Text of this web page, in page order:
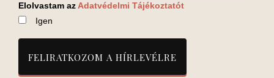
Elolvastam az Adatvédelmi Tájékoztatót
Igen